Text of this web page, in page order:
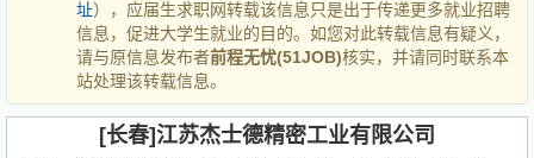
址），应届生求职网转载该信息只是出于传递更多就业招聘
信息，促进大学生就业的目的。如您对此转载信息有疑义，
请与原信息发布者前程无忧(51JOB)核实，并请同时联系本
站处理该转载信息。
[长春]江苏杰士德精密工业有限公司